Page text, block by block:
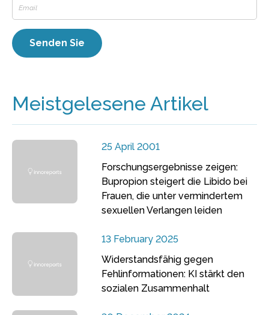
Meistgelesene Artikel
25 April 2001
Forschungsergebnisse zeigen:
Bupropion steigert die Libido bei
Frauen, die unter vermindertem
sexuellen Verlangen leiden
13 February 2025
Widerstandsfähig gegen
Fehlinformationen: KI stärkt den
sozialen Zusammenhalt